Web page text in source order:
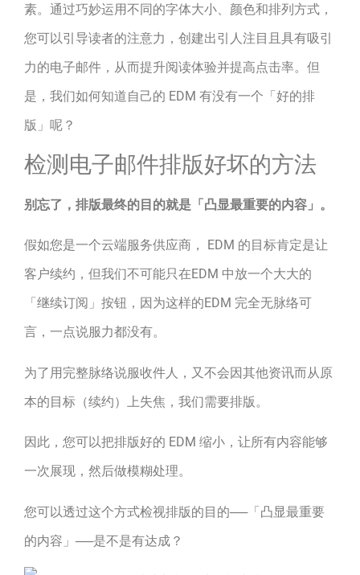
素。通过巧妙运用不同的字体大小、颜色和排列方式，
您可以引导读者的注意力，创建出引人注目且具有吸引
力的电子邮件，从而提升阅读体验并提高点击率。但
是，我们如何知道自己的 EDM 有没有一个「好的排
版」呢？
检测电子邮件排版好坏的方法
别忘了，排版最终的目的就是「凸显最重要的内容」。
假如您是一个云端服务供应商， EDM 的目标肯定是让
客户续约，但我们不可能只在EDM 中放一个大大的
「继续订阅」按钮，因为这样的EDM 完全无脉络可
言，一点说服力都没有。
为了用完整脉络说服收件人，又不会因其他资讯而从原
本的目标（续约）上失焦，我们需要排版。
因此，您可以把排版好的 EDM 缩小，让所有内容能够
一次展现，然后做模糊处理。
您可以透过这个方式检视排版的目的──「凸显最重要
的内容」──是不是有达成？